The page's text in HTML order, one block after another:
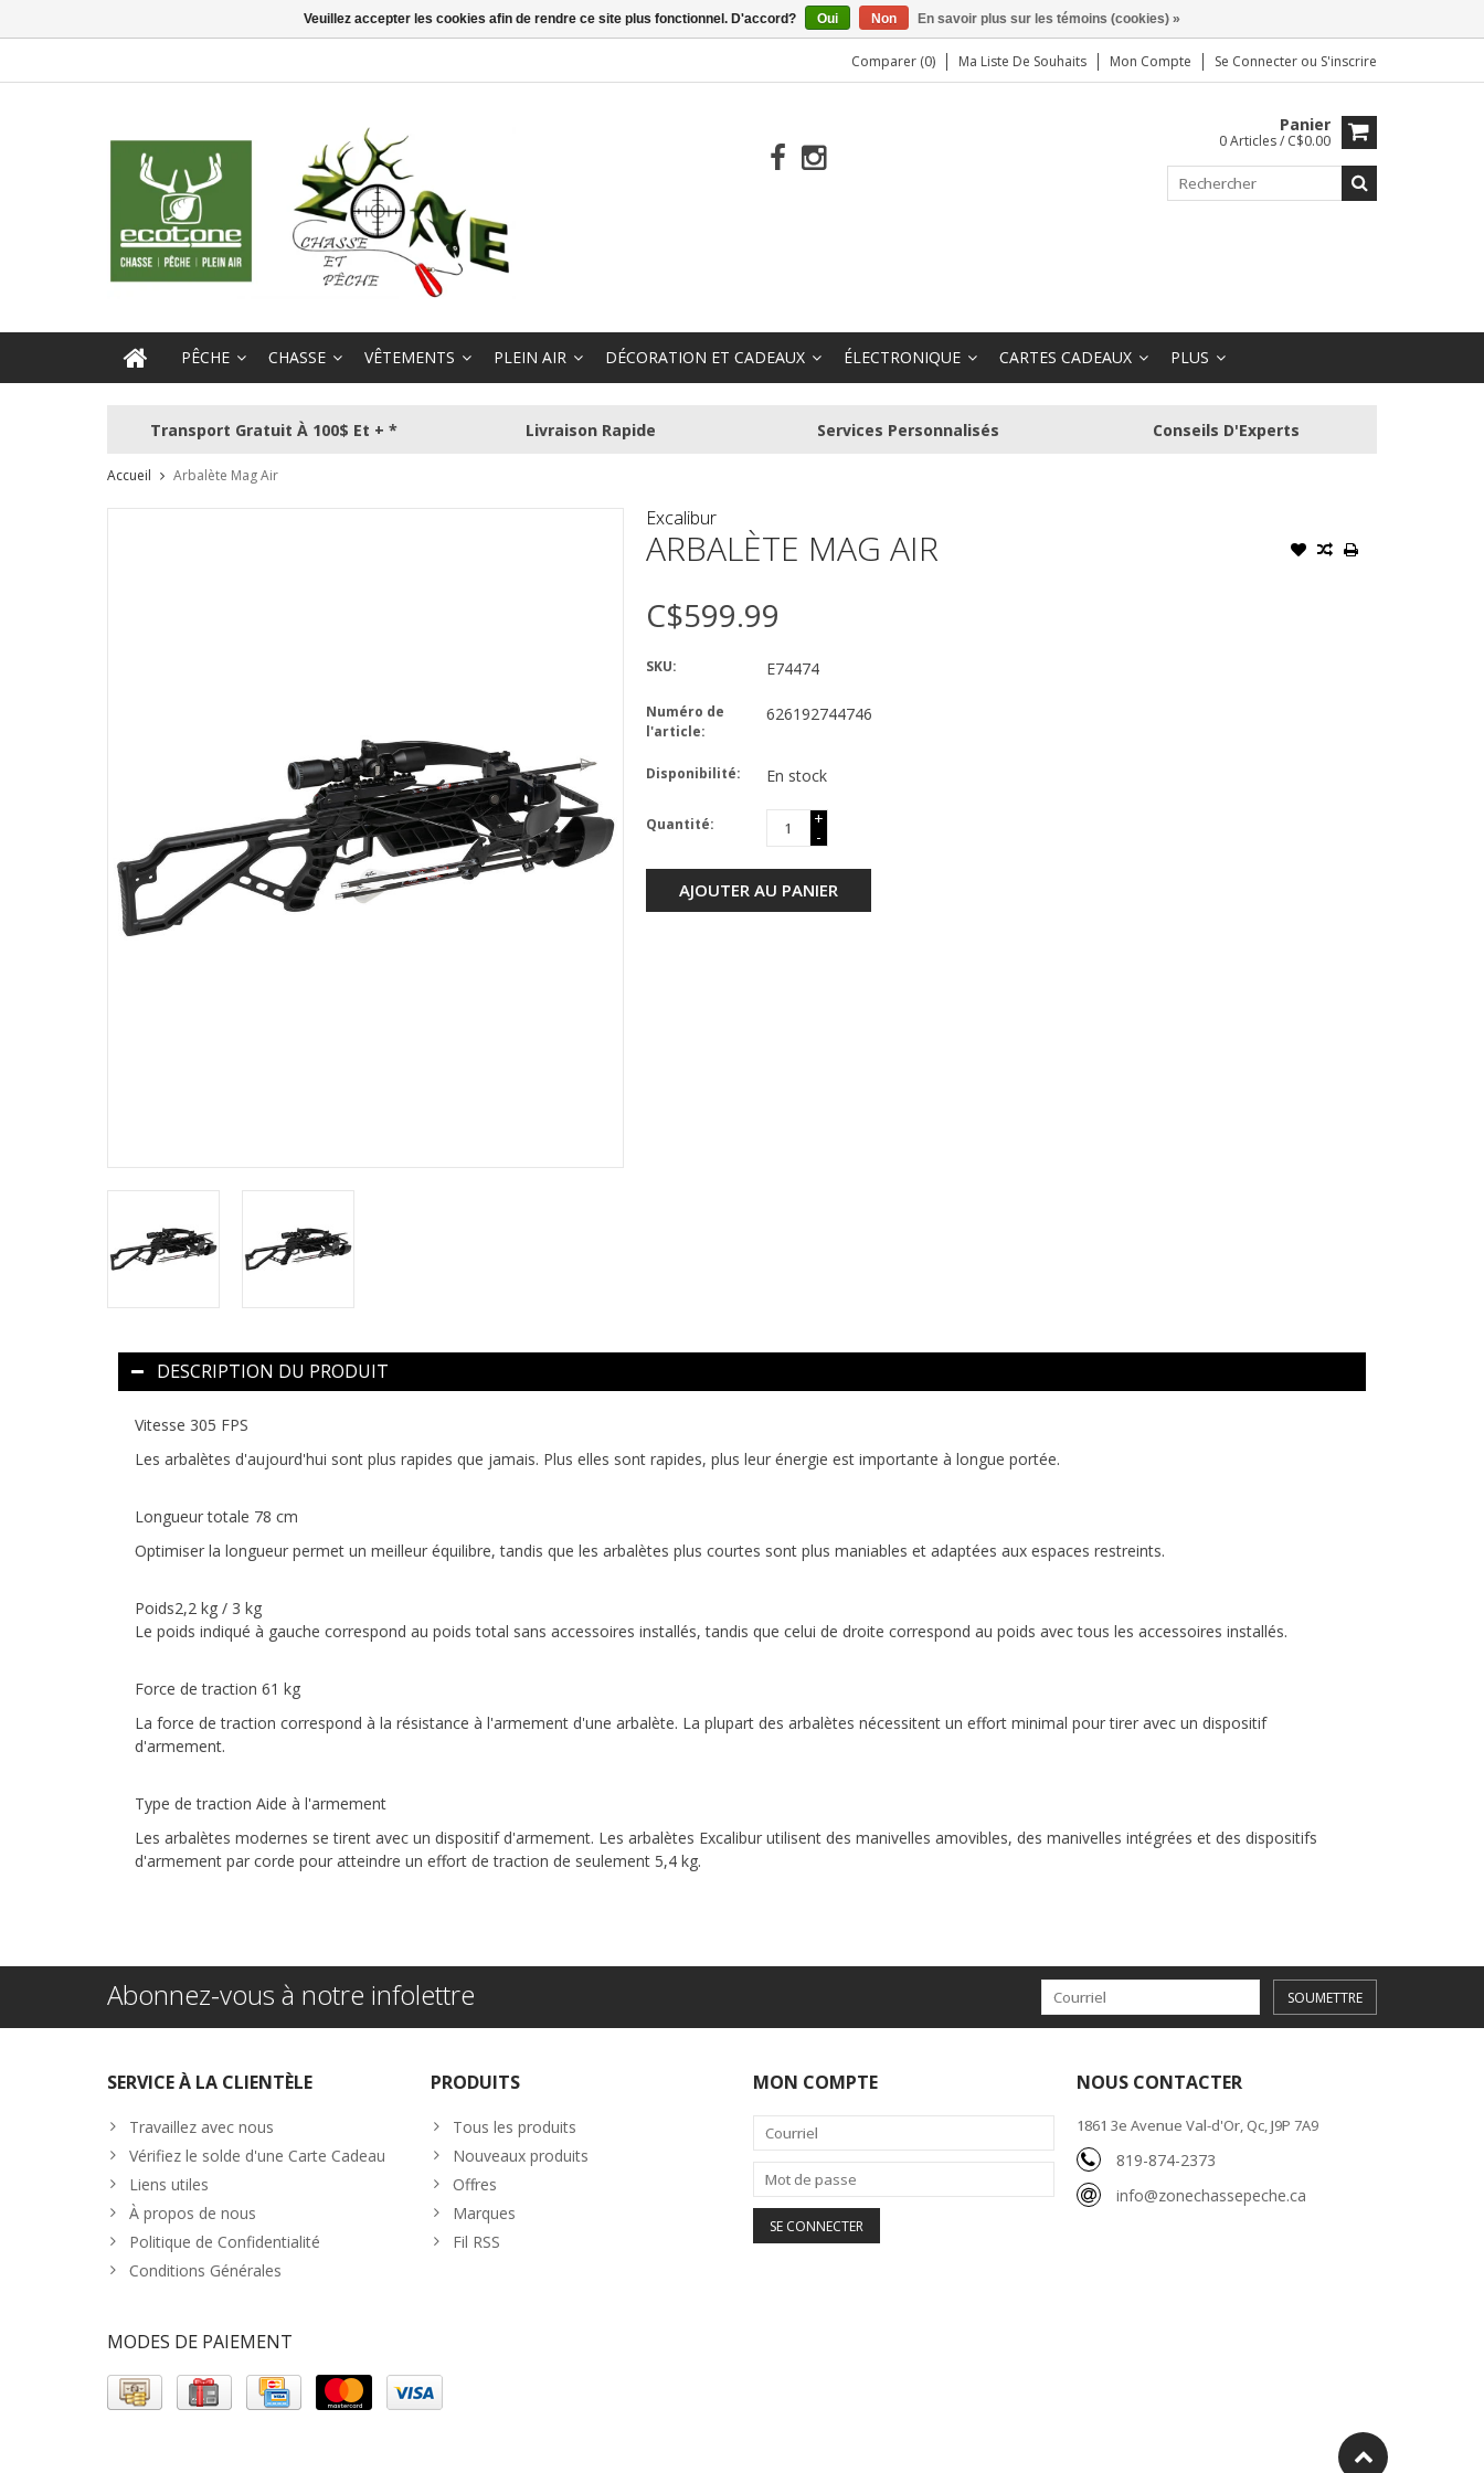
Comparer (0) Ma Liste De Souhaits Mon Compte Se Connecter ou S'inscrire
Panier
0 Articles / C$0.00
PÊCHE CHASSE VÊTEMENTS PLEIN AIR DÉCORATION ET CADEAUX ÉLECTRONIQUE CARTES CADEAUX PLUS
Transport Gratuit À 100$ Et + * Livraison Rapide Services Personnalisés Conseils D'Experts
Accueil Arbalète Mag Air
Excalibur
ARBALÈTE MAG AIR
C$599.99
SKU: E74474
Numéro de
l'article:
626192744746
Disponibilité: En stock
Quantité:
+
-
AJOUTER AU PANIER
DESCRIPTION DU PRODUIT
Vitesse 305 FPS
Les arbalètes d'aujourd'hui sont plus rapides que jamais. Plus elles sont rapides, plus leur énergie est importante à longue portée.
Longueur totale 78 cm
Optimiser la longueur permet un meilleur équilibre, tandis que les arbalètes plus courtes sont plus maniables et adaptées aux espaces restreints.
Poids2,2 kg / 3 kg
Le poids indiqué à gauche correspond au poids total sans accessoires installés, tandis que celui de droite correspond au poids avec tous les accessoires installés.
Force de traction 61 kg
La force de traction correspond à la résistance à l'armement d'une arbalète. La plupart des arbalètes nécessitent un effort minimal pour tirer avec un dispositif
d'armement.
Type de traction Aide à l'armement
Les arbalètes modernes se tirent avec un dispositif d'armement. Les arbalètes Excalibur utilisent des manivelles amovibles, des manivelles intégrées et des dispositifs
d'armement par corde pour atteindre un effort de traction de seulement 5,4 kg.
Abonnez-vous à notre infolettre SOUMETTRE
SERVICE À LA CLIENTÈLE
Travaillez avec nous
Vérifiez le solde d'une Carte Cadeau
Liens utiles
À propos de nous
Politique de Confidentialité
Conditions Générales
PRODUITS
Tous les produits
Nouveaux produits
Offres
Marques
Fil RSS
MON COMPTE NOUS CONTACTER
1861 3e Avenue Val-d'Or, Qc, J9P 7A9
819-874-2373
info@zonechassepeche.ca
MODES DE PAIEMENT
Veuillez accepter les cookies afin de rendre ce site plus fonctionnel. D'accord? Oui Non En savoir plus sur les témoins (cookies) »